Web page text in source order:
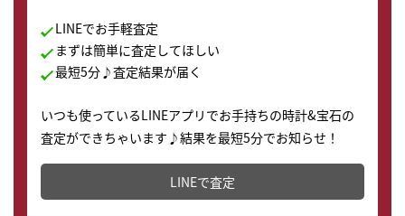
LINEでお手軽査定
まずは簡単に査定してほしい
最短5分♪査定結果が届く
いつも使っているLINEアプリでお手持ちの時計&宝石の
査定ができちゃいます♪結果を最短5分でお知らせ！
どこからでもすぐに査定金額を知ることが出来ます。
LINEで査定